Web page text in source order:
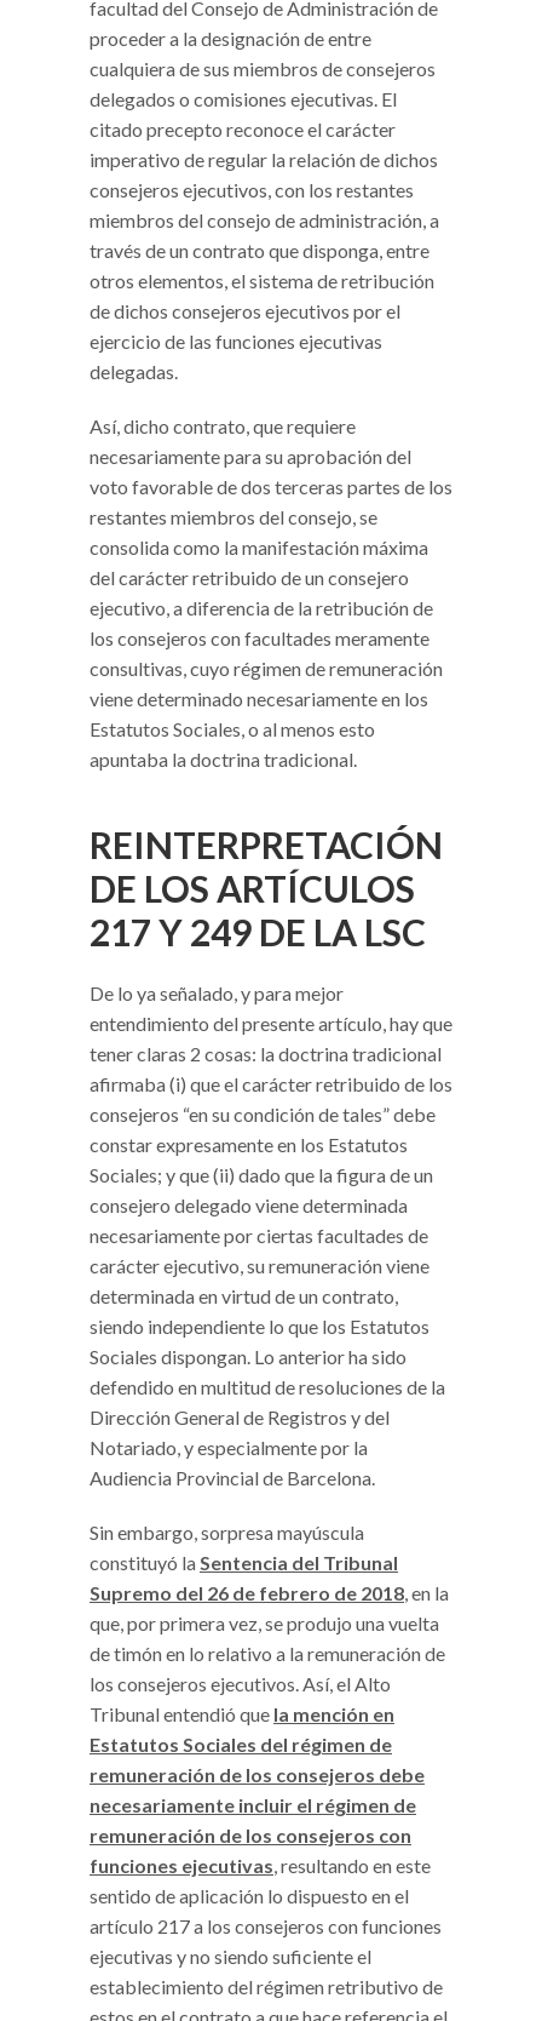
facultad del Consejo de Administración de
proceder a la designación de entre
cualquiera de sus miembros de consejeros
delegados o comisiones ejecutivas. El
citado precepto reconoce el carácter
imperativo de regular la relación de dichos
consejeros ejecutivos, con los restantes
miembros del consejo de administración, a
través de un contrato que disponga, entre
otros elementos, el sistema de retribución
de dichos consejeros ejecutivos por el
ejercicio de las funciones ejecutivas
delegadas.
Así, dicho contrato, que requiere
necesariamente para su aprobación del
voto favorable de dos terceras partes de los
restantes miembros del consejo, se
consolida como la manifestación máxima
del carácter retribuido de un consejero
ejecutivo, a diferencia de la retribución de
los consejeros con facultades meramente
consultivas, cuyo régimen de remuneración
viene determinado necesariamente en los
Estatutos Sociales, o al menos esto
apuntaba la doctrina tradicional.
REINTERPRETACIÓN
DE LOS ARTÍCULOS
217 Y 249 DE LA LSC
De lo ya señalado, y para mejor
entendimiento del presente artículo, hay que
tener claras 2 cosas: la doctrina tradicional
afirmaba (i) que el carácter retribuido de los
consejeros “en su condición de tales” debe
constar expresamente en los Estatutos
Sociales; y que (ii) dado que la figura de un
consejero delegado viene determinada
necesariamente por ciertas facultades de
carácter ejecutivo, su remuneración viene
determinada en virtud de un contrato,
siendo independiente lo que los Estatutos
Sociales dispongan. Lo anterior ha sido
defendido en multitud de resoluciones de la
Dirección General de Registros y del
Notariado, y especialmente por la
Audiencia Provincial de Barcelona.
Sin embargo, sorpresa mayúscula
constituyó laSentencia del Tribunal
Supremo del 26 de febrero de 2018, en la
que, por primera vez, se produjo una vuelta
de timón en lo relativo a la remuneración de
los consejeros ejecutivos. Así, el Alto
Tribunal entendió que la mención en
Estatutos Sociales del régimen de
remuneración de los consejeros debe
necesariamente incluir el régimen de
remuneración de los consejeros con
funciones ejecutivas,resultando en este
sentido de aplicación lo dispuesto en el
artículo 217 a los consejeros con funciones
ejecutivas y no siendo suficiente el
establecimiento del régimen retributivo de